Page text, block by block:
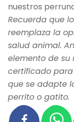
nuestros
Recuerda que
reemplaza la
salud animal.
elemento de su
certificado
que se adapte
perrito o gatito.